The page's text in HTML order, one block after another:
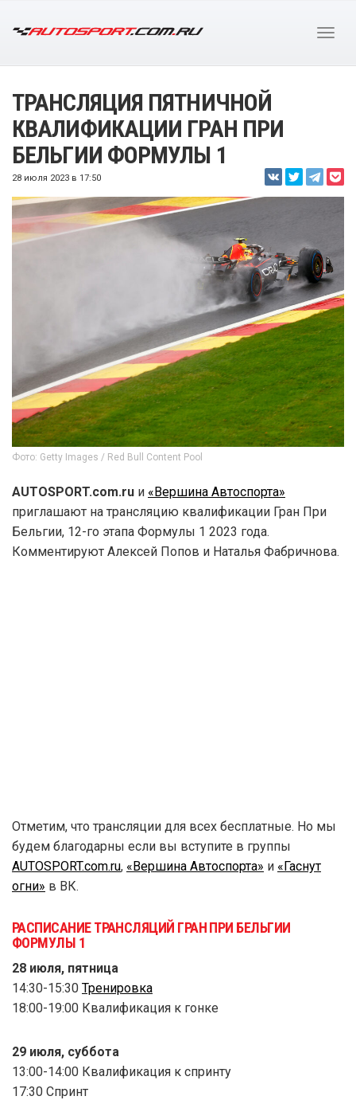
ТРАНСЛЯЦИЯ ПЯТНИЧНОЙ
КВАЛИФИКАЦИИ ГРАН ПРИ
БЕЛЬГИИ ФОРМУЛЫ 1
28 июля 2023 в 17:50
Фото: Getty Images / Red Bull Content Pool
AUTOSPORT.com.ru и «Вершина Автоспорта»
приглашают на трансляцию квалификации Гран При
Бельгии, 12-го этапа Формулы 1 2023 года.
Комментируют Алексей Попов и Наталья Фабричнова.
Отметим, что трансляции для всех бесплатные. Но мы
будем благодарны если вы вступите в группы
AUTOSPORT.com.ru, «Вершина Автоспорта» и «Гаснут
огни» в ВК.
РАСПИСАНИЕ ТРАНСЛЯЦИЙ ГРАН ПРИ БЕЛЬГИИ
ФОРМУЛЫ 1
28 июля, пятница
14:30-15:30 Тренировка
18:00-19:00 Квалификация к гонке
29 июля, суббота
13:00-14:00 Квалификация к спринту
17:30 Спринт